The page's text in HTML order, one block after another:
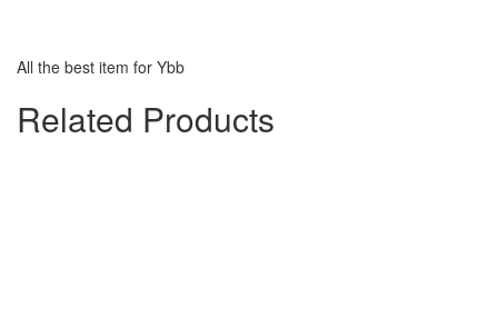
All the best item for Ybb
Related Products